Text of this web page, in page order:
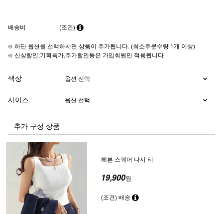
배송비 (조건)
⊙ 하단 옵션을 선택하시면 상품이 추가됩니다. (최소주문수량 1개 이상)
⊙ 신상할인,기획특가,추가할인등은 가입회원만 적용됩니다
색상
사이즈
추가 구성 상품
헤븐 스퀘어 나시 티
19,900원
(조건) 배송